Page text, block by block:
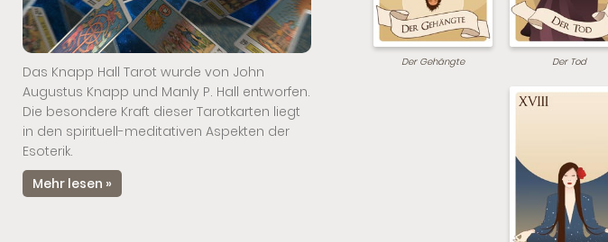
Das Knapp Hall Tarot wurde von John
Augustus Knapp und Manly P. Hall entworfen.
Die besondere Kraft dieser Tarotkarten liegt
in den spirituell-meditativen Aspekten der
Esoterik.
Mehr lesen »
Der Gehängte Der Tod